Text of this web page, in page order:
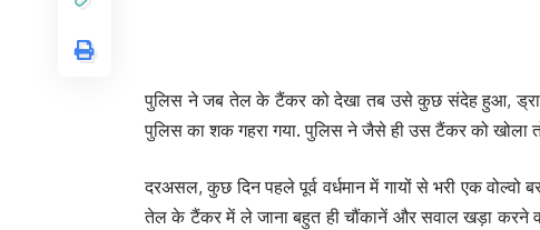
पुलिस ने जब तेल के टैंकर को देखा तब उसे कुछ संदेह हुआ, ड्राइवर
पुलिस का शक गहरा गया. पुलिस ने जैसे ही उस टैंकर को खोला
दरअसल, कुछ दिन पहले पूर्व वर्धमान में गायों से भरी एक
तेल के टैंकर में ले जाना बहुत ही चौंकानें और सवाल खड़ा करने